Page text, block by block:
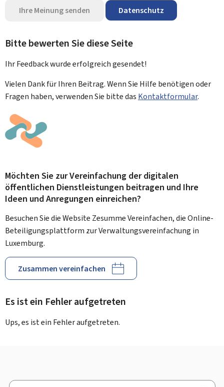
Ihre Meinung senden Datenschutz
Bitte bewerten Sie diese Seite
Ihr Feedback wurdeerfolgreichgesendet!
Vielen Dank für Ihren Beitrag. Wenn Sie Hilfe benötigen oder
Fragen haben, verwenden Sie bitte das Kontaktformular.
Möchten Sie zur Vereinfachung der digitalen
öffentlichen Dienstleistungen beitragen und Ihre
Ideen und Anregungen einreichen?
Besuchen Sie die Website Zesumme Vereinfachen, die Online-
Beteiligungsplattform zur Verwaltungsvereinfachung in
Luxemburg.
Zusammen vereinfachen
Es ist ein Fehler aufgetreten
Ups, es ist ein Fehler aufgetreten.